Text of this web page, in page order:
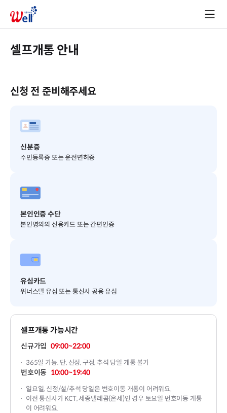
셀프개통 안내
신청 전 준비해주세요
신분증
주민등록증 또는 운전면허증
본인인증 수단
본인명의의 신용카드 또는 간편인증
유심카드
위너스텔 유심 또는 통신사 공용 유심
셀프개통 가능시간
신규가입 09:00~22:00
365일 가능. 단, 신정, 구정, 추석 당일 개통 불가
번호이동 10:00~19:40
일요일, 신정/설/추석 당일은 번호이동 개통이 어려워요.
이전 통신사가 KCT, 세종텔레콤(온세)인 경우 토요일 번호이동 개통
이 어려워요.